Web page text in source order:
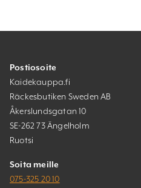
Postiosoite
Kaidekauppa.fi
Räckesbutiken Sweden AB
Åkerslundsgatan 10
SE-262 73 Ängelholm
Ruotsi
Soita meille
075-325 20 10